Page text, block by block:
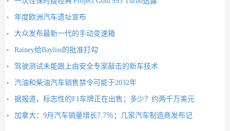
年度欧洲汽车遗址宣布
大众发布最新一代的手动变速箱
Rainey给Bayliss的批准打勾
驾驶测试未能跟上由安全专家敲击的新车技术
汽油和柴油汽车销售禁令可能于2032年
据报道，标志性的F1车牌正在出售；多少？约两千万美元
加拿大：9月汽车销量增长7.7％；几家汽车制造商发布记